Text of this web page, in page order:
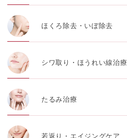
ほくろ除去・いぼ除去
シワ取り・ほうれい線治療
たるみ治療
若返り・エイジングケア